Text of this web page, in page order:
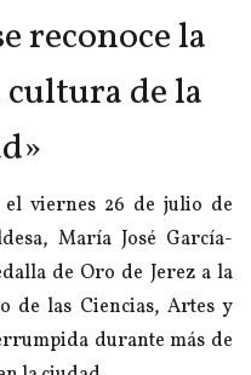
reconoce la
de la
viernes 26 de julio de
María José García-
de Oro de Jerez a la
de las Ciencias, Artes y
durante más de